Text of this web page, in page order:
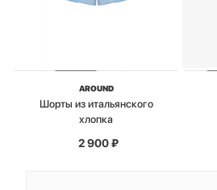
AROUND
Шорты из итальянского
хлопка
2 900₽